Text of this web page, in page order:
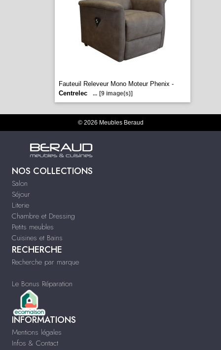
Fauteuil Releveur Mono Moteur Phenix -
Centrelec
... [9 image(s)]
© 2026 Meubles Beraud
NOS COLLECTIONS
Salon
Séjour
Literie
Chambre et Dressing
Petits meubles
Cuisines et Bains
RECHERCHE
Recherche par marque
Le Bonus Réparation
INFORMATIONS
Mentions légales
Infos & Contact